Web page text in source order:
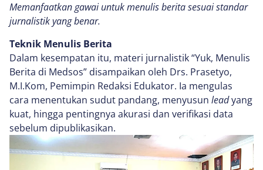
Memanfaatkan gawai untuk menulis berita sesuai standar
jurnalistik yang benar.
Teknik Menulis Berita
Dalam kesempatan itu, materi jurnalistik “Yuk, Menulis
Berita di Medsos” disampaikan oleh Drs. Prasetyo,
M.I.Kom, Pemimpin Redaksi Edukator. Ia mengulas
cara menentukan sudut pandang, menyusun leadyang
kuat, hingga pentingnya akurasi dan verifikasi data
sebelum dipublikasikan.